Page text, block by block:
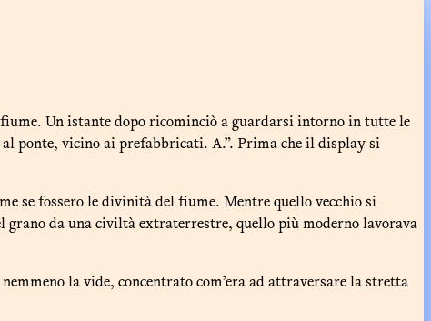
Un istante dopo ricominciò a guardarsi intorno in tutte le
ponte, vicino ai prefabbricati. A.”. Prima che il display si
se fossero le divinità del fiume. Mentre quello vecchio si
grano da una civiltà extraterrestre, quello più moderno lavorava
la vide, concentrato com’era ad attraversare la stretta